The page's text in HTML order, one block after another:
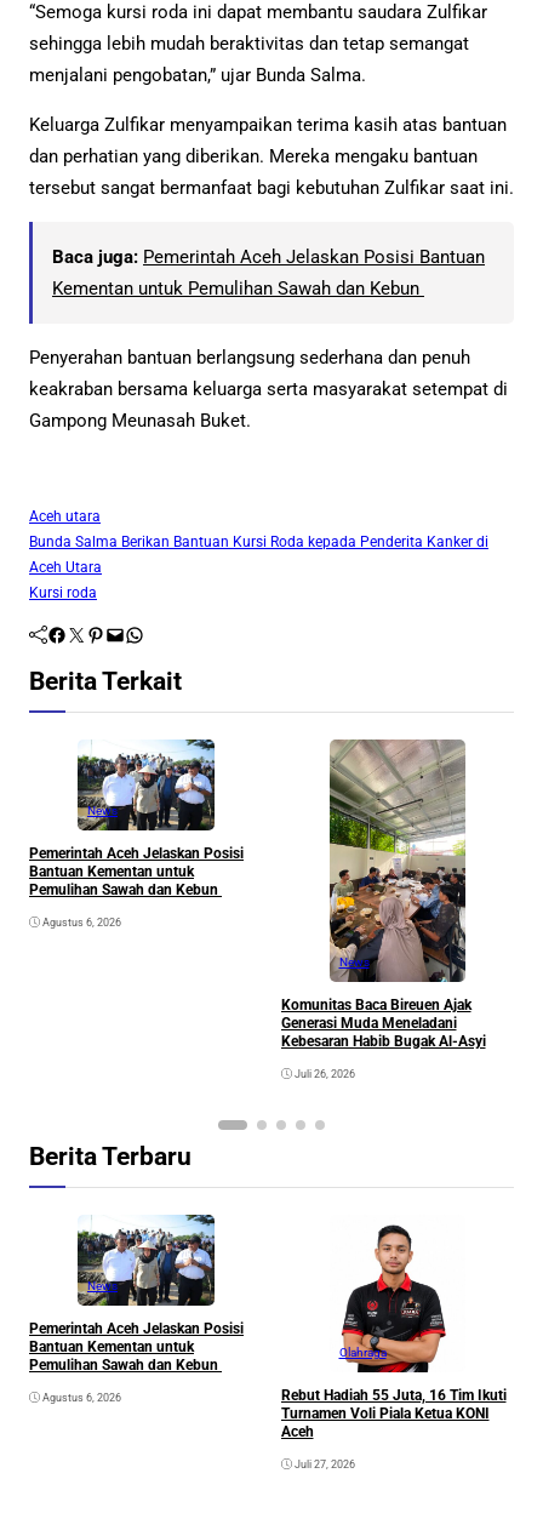
“Semoga kursi roda ini dapat membantu saudara Zulfikar
sehingga lebih mudah beraktivitas dan tetap semangat
menjalani pengobatan,” ujar Bunda Salma.
Keluarga Zulfikar menyampaikan terima kasih atas bantuan
dan perhatian yang diberikan. Mereka mengaku bantuan
tersebut sangat bermanfaat bagi kebutuhan Zulfikar saat ini.
Baca juga: Pemerintah Aceh Jelaskan Posisi Bantuan
Kementan untuk Pemulihan Sawah dan Kebun
Penyerahan bantuan berlangsung sederhana dan penuh
keakraban bersama keluarga serta masyarakat setempat di
Gampong Meunasah Buket.
Aceh utara
Bunda Salma Berikan Bantuan Kursi Roda kepada Penderita Kanker di
Aceh Utara
Kursi roda
Facebook Twitter Pinterest Mail WhatsApp
Berita Terkait
News
Pemerintah Aceh Jelaskan Posisi
Bantuan Kementan untuk
Pemulihan Sawah dan Kebun
Agustus 6, 2026
News
Komunitas Baca Bireuen Ajak
Generasi Muda Meneladani
Kebesaran Habib Bugak Al-Asyi
Juli 26, 2026
Berita Terbaru
News
Pemerintah Aceh Jelaskan Posisi
Bantuan Kementan untuk
Pemulihan Sawah dan Kebun
Agustus 6, 2026
Olahraga
Rebut Hadiah 55 Juta, 16 Tim Ikuti
Turnamen Voli Piala Ketua KONI
Aceh
Juli 27, 2026